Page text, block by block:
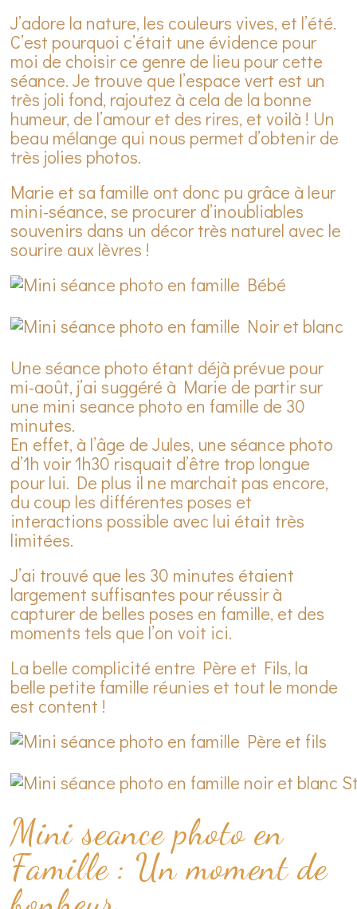
J’adore la nature, les couleurs vives, et l’été.
C’est pourquoi c’était une évidence pour
moi de choisir ce genre de lieu pour cette
séance. Je trouve que l’espace vert est un
très joli fond, rajoutez à cela de la bonne
humeur, de l’amour et des rires, et voilà ! Un
beau mélange qui nous permet d’obtenir de
très jolies photos.
Marie et sa famille ont donc pu grâce à leur
mini-séance, se procurer d’inoubliables
souvenirs dans un décor très naturel avec le
sourire aux lèvres !
Une séance photo étant déjà prévue pour
mi-août, j’ai suggéré à Marie de partir sur
une mini seance photo en famille de 30
minutes.
En effet, à l’âge de Jules, une séance photo
d’1h voir 1h30 risquait d’être trop longue
pour lui. De plus il ne marchait pas encore,
du coup les différentes poses et
interactions possible avec lui était très
limitées.
J’ai trouvé que les 30 minutes étaient
largement suffisantes pour réussir à
capturer de belles poses en famille, et des
moments tels que l’on voit ici.
La belle complicité entre Père et Fils, la
belle petite famille réunies et tout le monde
est content !
Mini seance photo en
Famille : Un moment de